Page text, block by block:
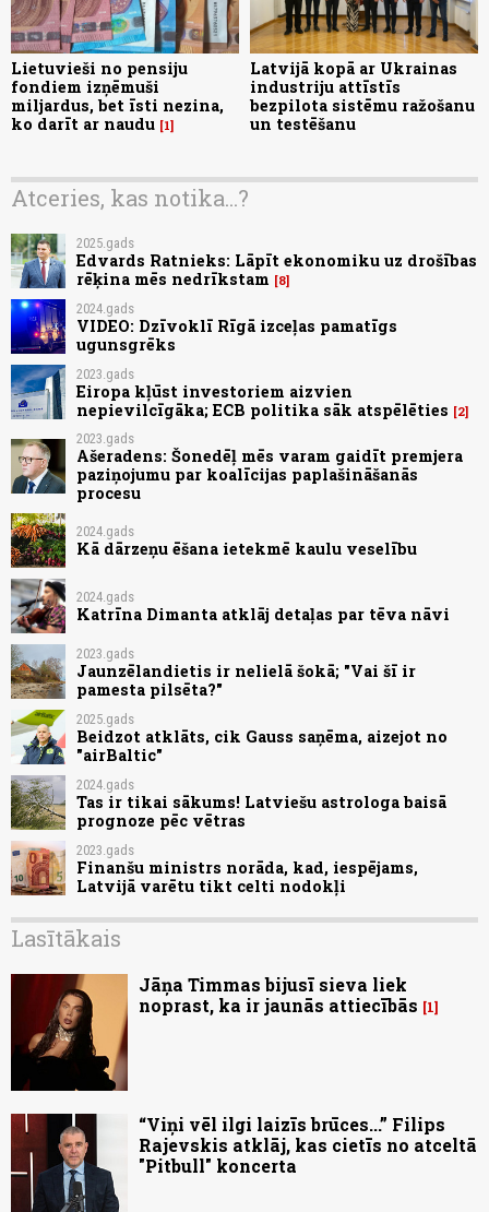
Lietuvieši no pensiju
fondiem izņēmuši
miljardus, bet īsti nezina,
ko darīt ar naudu 1
Latvijā kopā ar Ukrainas
industriju attīstīs
bezpilota sistēmu ražošanu
un testēšanu
Atceries, kas notika...?
2025.gads
Edvards Ratnieks: Lāpīt ekonomiku uz drošības
rēķina mēs nedrīkstam
8
2024.gads
VIDEO: Dzīvoklī Rīgā izceļas pamatīgs
ugunsgrēks
2023.gads
Eiropa kļūst investoriem aizvien
nepievilcīgāka; ECB politika sāk atspēlēties
2
2023.gads
Ašeradens: Šonedēļ mēs varam gaidīt premjera
paziņojumu par koalīcijas paplašināšanās
procesu
2024.gads
Kā dārzeņu ēšana ietekmē kaulu veselību
2024.gads
Katrīna Dimanta atklāj detaļas par tēva nāvi
2023.gads
Jaunzēlandietis ir nelielā šokā; "Vai šī ir
pamesta pilsēta?"
2025.gads
Beidzot atklāts, cik Gauss saņēma, aizejot no
"airBaltic"
2024.gads
Tas ir tikai sākums! Latviešu astrologa baisā
prognoze pēc vētras
2023.gads
Finanšu ministrs norāda, kad, iespējams,
Latvijā varētu tikt celti nodokļi
Lasītākais
Jāņa Timmas bijusī sieva liek
noprast, ka ir jaunās attiecībās
1
“Viņi vēl ilgi laizīs brūces...” Filips
Rajevskis atklāj, kas cietīs no atceltā
"Pitbull" koncerta